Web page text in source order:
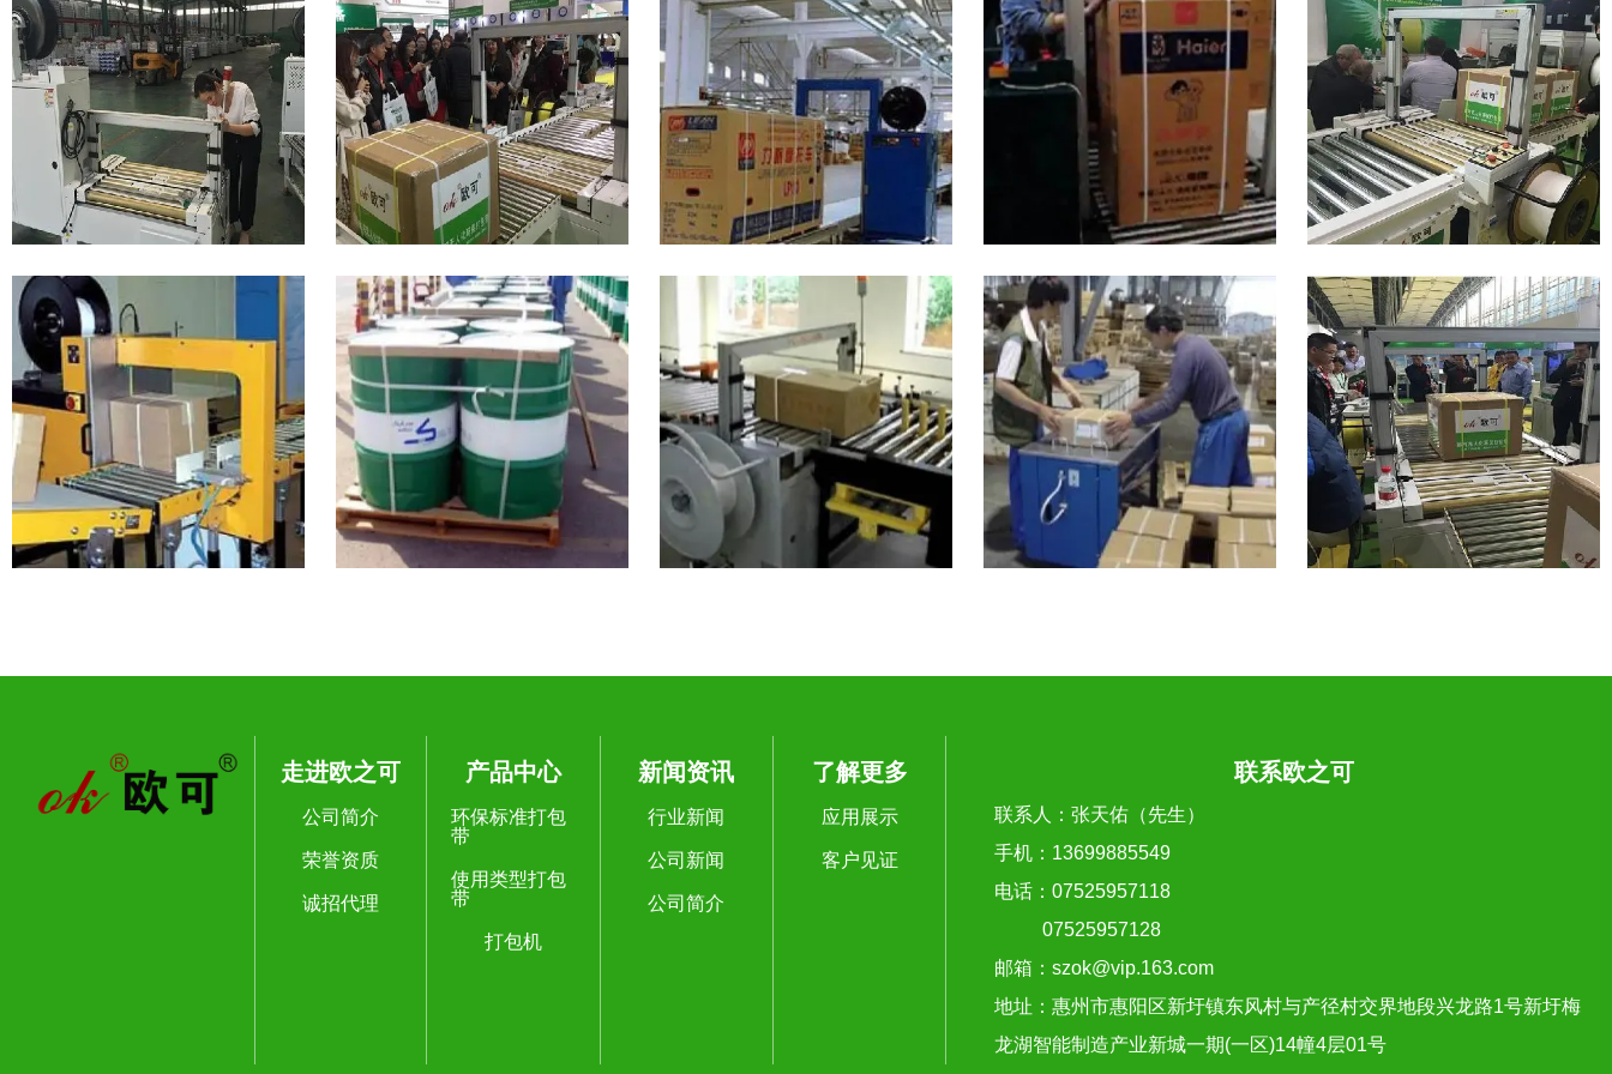
走进欧之可
公司简介
荣誉资质
诚招代理
产品中心
环保标准打包
带
使用类型打包
带
打包机
新闻资讯
行业新闻
公司新闻
公司简介
了解更多
应用展示
客户见证
联系欧之可
联系人：张天佑（先生）
手机：13699885549
电话：07525957118
07525957128
邮箱：szok@vip.163.com
地址：惠州市惠阳区新圩镇东风村与产径村交界地段兴龙路1号新圩梅
龙湖智能制造产业新城一期(一区)14幢4层01号